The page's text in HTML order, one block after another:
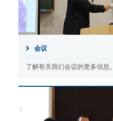
会议
了解有关我们会议的更多信息。